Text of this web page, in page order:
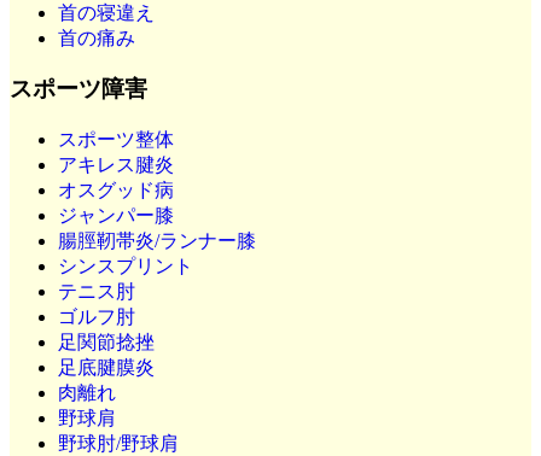
首の寝違え
首の痛み
スポーツ障害
スポーツ整体
アキレス腱炎
オスグッド病
ジャンパー膝
腸脛靭帯炎/ランナー膝
シンスプリント
テニス肘
ゴルフ肘
足関節捻挫
足底腱膜炎
肉離れ
野球肩
野球肘/野球肩